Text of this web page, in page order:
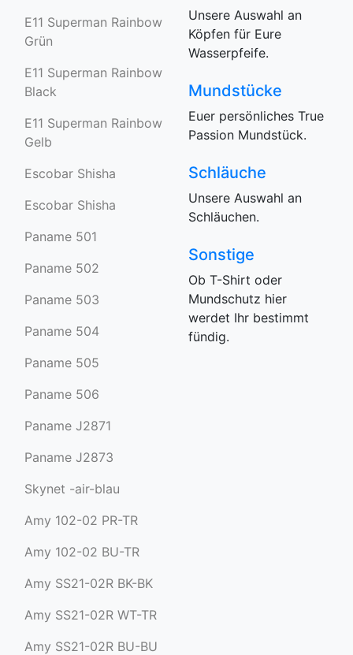
E11 Superman Rainbow
Grün
E11 Superman Rainbow
Black
E11 Superman Rainbow
Gelb
Escobar Shisha
Escobar Shisha
Paname 501
Paname 502
Paname 503
Paname 504
Paname 505
Paname 506
Paname J2871
Paname J2873
Skynet -air-blau
Amy 102-02 PR-TR
Amy 102-02 BU-TR
Amy SS21-02R BK-BK
Amy SS21-02R WT-TR
Amy SS21-02R BU-BU
Unsere Auswahl an
Köpfen für Eure
Wasserpfeife.
Mundstücke
Euer persönliches True
Passion Mundstück.
Schläuche
Unsere Auswahl an
Schläuchen.
Sonstige
Ob T-Shirt oder
Mundschutz hier
werdet Ihr bestimmt
fündig.